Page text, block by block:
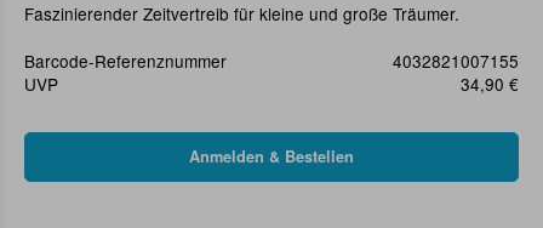
Faszinierender Zeitvertreib für kleine und große Träumer.
Barcode-Referenznummer
4032821007155
UVP
34,90 €